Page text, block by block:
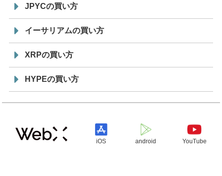
JPYCの買い方
イーサリアムの買い方
XRPの買い方
HYPEの買い方
iOS android YouTube